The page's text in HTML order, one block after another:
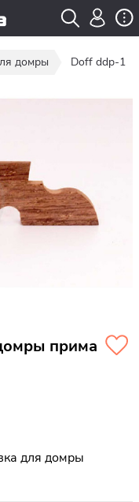
домры Doff ddp-1
прима
для домры